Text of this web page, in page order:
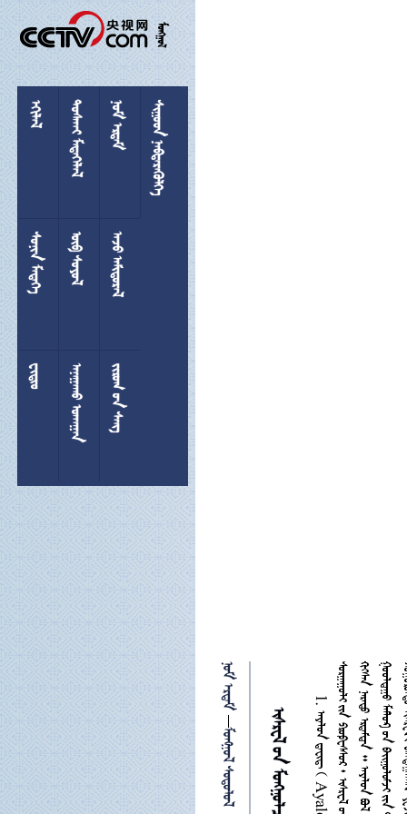

 

 
 
 
 
 
  
 
 

 